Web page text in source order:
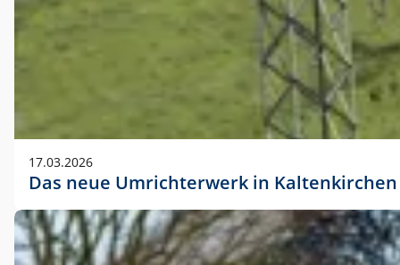
17.03.2026
Das neue Umrichterwerk in Kaltenkirchen